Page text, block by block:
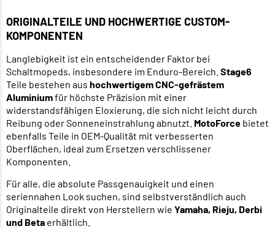
ORIGINALTEILE UND HOCHWERTIGE CUSTOM-
KOMPONENTEN
Langlebigkeit ist ein entscheidender Faktor bei
Schaltmopeds, insbesondere im Enduro-Bereich. Stage6
Teile bestehen aus hochwertigem CNC-gefrästem
Aluminiumfür höchste Präzision mit einer
widerstandsfähigen Eloxierung, die sich nicht leicht durch
Reibung oder Sonneneinstrahlung abnutzt. MotoForce bietet
ebenfalls Teile in OEM-Qualität mit verbesserten
Oberflächen, ideal zum Ersetzen verschlissener
Komponenten.
Für alle, die absolute Passgenauigkeit und einen
seriennahen Look suchen, sind selbstverständlich auch
Originalteile direkt von Herstellern wie Yamaha, Rieju, Derbi
und Beta erhältlich.